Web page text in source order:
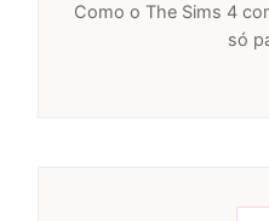
Como o The Sims 4
só